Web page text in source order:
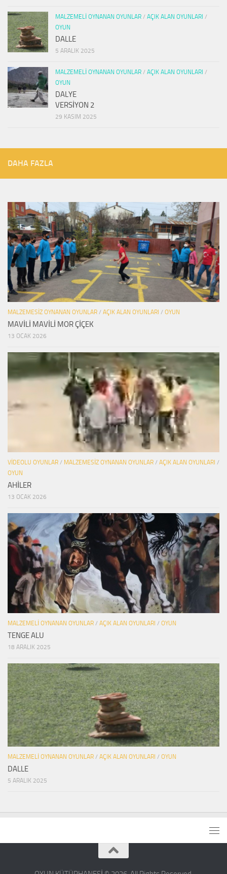
MALZEMELI OYNANAN OYUNLAR / AÇIK ALAN OYUNLARI /
OYUN
DALLE
5 ARALIK 2025
MALZEMELI OYNANAN OYUNLAR / AÇIK ALAN OYUNLARI /
OYUN
DALYE
VERSİYON 2
29 KASIM 2025
DAHA FAZLA
MALZEMESIZ OYNANAN OYUNLAR / AÇIK ALAN OYUNLARI / OYUN
MAVİLİ MAVİLİ MOR ÇİÇEK
13 OCAK 2026
VIDEOLU OYUNLAR / MALZEMESIZ OYNANAN OYUNLAR / AÇIK ALAN OYUNLARI /
OYUN
AHİLER
13 OCAK 2026
MALZEMELI OYNANAN OYUNLAR / AÇIK ALAN OYUNLARI / OYUN
TENGE ALU
18 ARALIK 2025
MALZEMELI OYNANAN OYUNLAR / AÇIK ALAN OYUNLARI / OYUN
DALLE
5 ARALIK 2025